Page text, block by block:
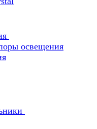
освещения